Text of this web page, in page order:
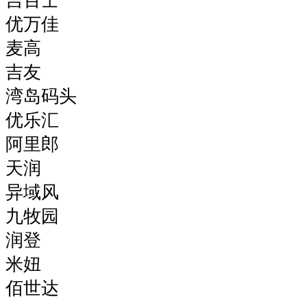
优万佳
麦高
吉友
湾岛码头
优乐汇
阿里郎
天润
异域风
九牧园
润登
米妞
佰世达